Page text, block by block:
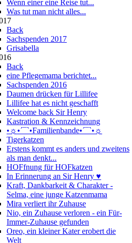
Wenn einer eine Reise tut...
Was tut man nicht alles...
Back
Sachspenden 2017
Grisabella
Back
eine Pflegemama berichtet...
Sachspenden 2016
Daumen drücken für Lillifee
Lillifee hat es nicht geschafft
Welcome back Sir Henry
Kastration & Kennzeichnung
•☼•´¯`•Familienbande•´¯`•☼
Tigerkatzen
Erstens kommt es anders und zweitens
als man denkt...
HOFfnung für HOFkatzen
In Erinnerung an Sir Henry ♥
Kraft, Dankbarkeit & Charakter -
Selma, eine junge Katzenmama
Mira verliert ihr Zuhause
Nio, ein Zuhause verloren - ein Für-
Immer-Zuhause gefunden
Oreo, ein kleiner Kater erobert die
Welt